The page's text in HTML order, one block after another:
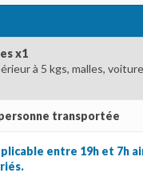
x1
à 5 kgs, malles,
transportée
entre 19h et 7h